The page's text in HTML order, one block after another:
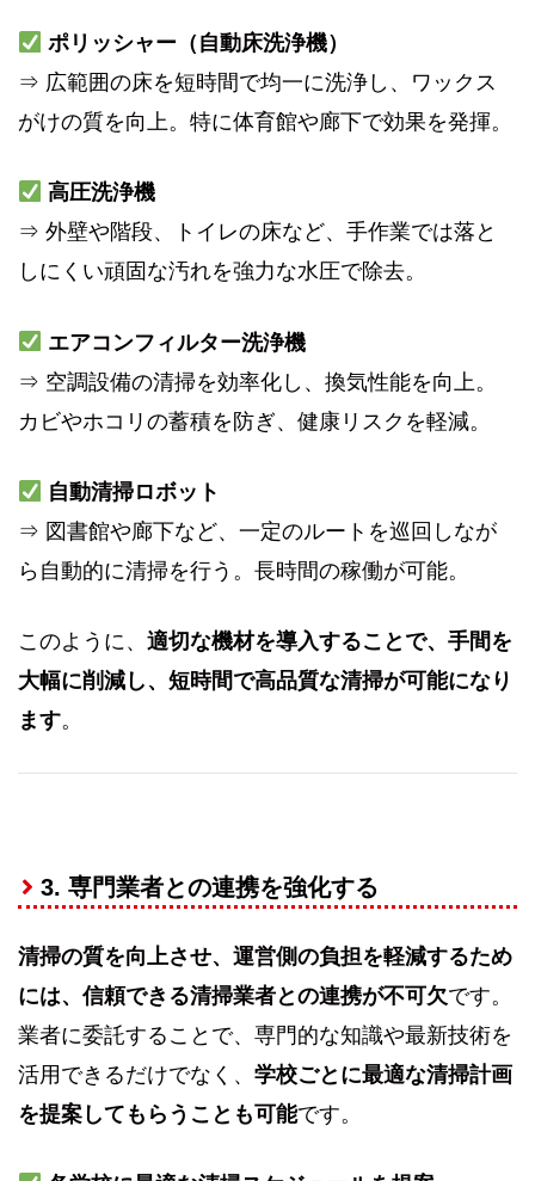
ポリッシャー（自動床洗浄機）
⇒ 広範囲の床を短時間で均一に洗浄し、ワックス
がけの質を向上。特に体育館や廊下で効果を発揮。
高圧洗浄機
⇒ 外壁や階段、トイレの床など、手作業では落と
しにくい頑固な汚れを強力な水圧で除去。
エアコンフィルター洗浄機
⇒ 空調設備の清掃を効率化し、換気性能を向上。
カビやホコリの蓄積を防ぎ、健康リスクを軽減。
自動清掃ロボット
⇒ 図書館や廊下など、一定のルートを巡回しなが
ら自動的に清掃を行う。長時間の稼働が可能。
このように、 適切な機材を導入することで、手間を
大幅に削減し、短時間で高品質な清掃が可能になり
ます。
3. 専門業者との連携を強化する
清掃の質を向上させ、運営側の負担を軽減するため
には、信頼できる清掃業者との連携が不可欠です。
業者に委託することで、専門的な知識や最新技術を
活用できるだけでなく、 学校ごとに最適な清掃計画
を提案してもらうことも可能です。